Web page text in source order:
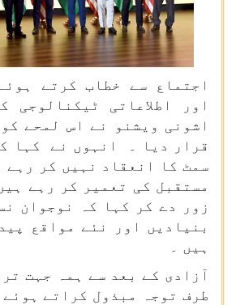
اجتماع سے خطاب کرتے
اور اطلاعاتی ٹیکنالوجی
اشونی ویشنو نے اس لمحے
قرار دیا ۔ انہوں نے کہا
سمٹ کا انعقاد نہیں کر رہے
مستقبل کی تعمیر کر رہے
زور دے کر کہا کہ نوجوان
بنیادیں اور نئے مواقع
ہیں ۔
آزادی کے بعد سے ہمہ جہت
طرف توجہ مبذول کراتے